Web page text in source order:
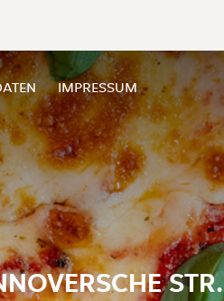
IMPRESSUM
STR.